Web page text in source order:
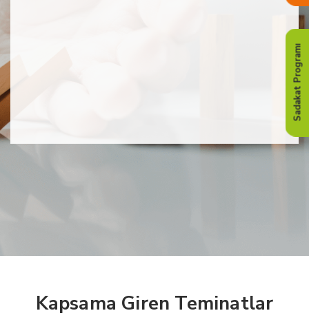
Kapsama Giren Teminatlar
Sadakat Programı